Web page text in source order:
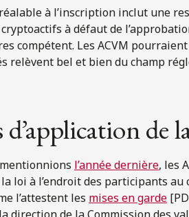
à l’inscription inclut une
à défaut de
compétent. Les ACVM
relèvent bel et bien du champ
d’application de
l’année dernière, les
loi à l’endroit des participants au
l’attestent les mises en garde